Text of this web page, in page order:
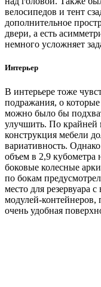
велосипедов и тент
дополнительное
двери, а есть
немного усложняет
Интерьер
В интерьере тоже
подражания, о
можно было бы
улучшить. По крайней
конструкция мебели
вариативность.
объем в 2,9
боковые колесные
по бокам
место для резервуара
модулей-контейнеров,
очень удобная